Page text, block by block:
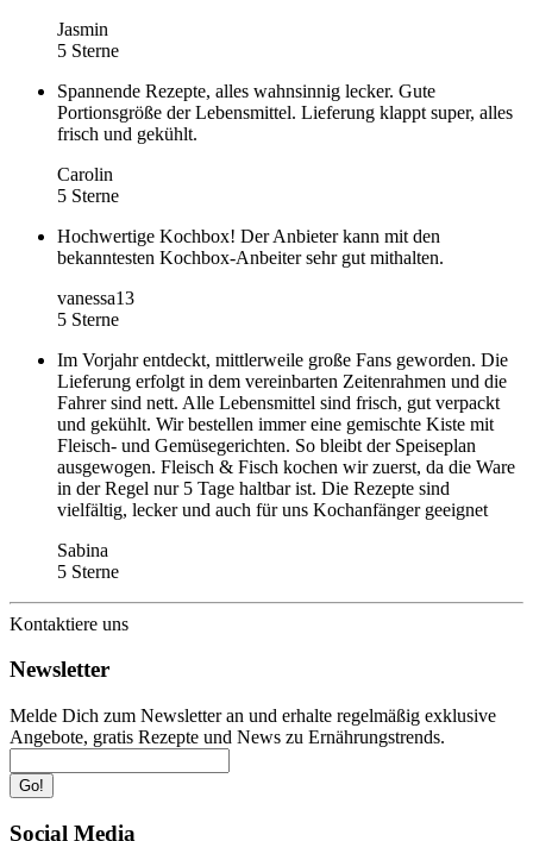
Jasmin
5 Sterne
Spannende Rezepte, alles wahnsinnig lecker. Gute
Portionsgröße der Lebensmittel. Lieferung klappt super, alles
frisch und gekühlt.
Carolin
5 Sterne
Hochwertige Kochbox! Der Anbieter kann mit den
bekanntesten Kochbox-Anbeiter sehr gut mithalten.
vanessa13
5 Sterne
Im Vorjahr entdeckt, mittlerweile große Fans geworden. Die
Lieferung erfolgt in dem vereinbarten Zeitenrahmen und die
Fahrer sind nett. Alle Lebensmittel sind frisch, gut verpackt
und gekühlt. Wir bestellen immer eine gemischte Kiste mit
Fleisch- und Gemüsegerichten. So bleibt der Speiseplan
ausgewogen. Fleisch & Fisch kochen wir zuerst, da die Ware
in der Regel nur 5 Tage haltbar ist. Die Rezepte sind
vielfältig, lecker und auch für uns Kochanfänger geeignet
Sabina
5 Sterne
Kontaktiere uns
Newsletter
Melde Dich zum Newsletter an und erhalte regelmäßig exklusive
Angebote, gratis Rezepte und News zu Ernährungstrends.
Go!
Social Media